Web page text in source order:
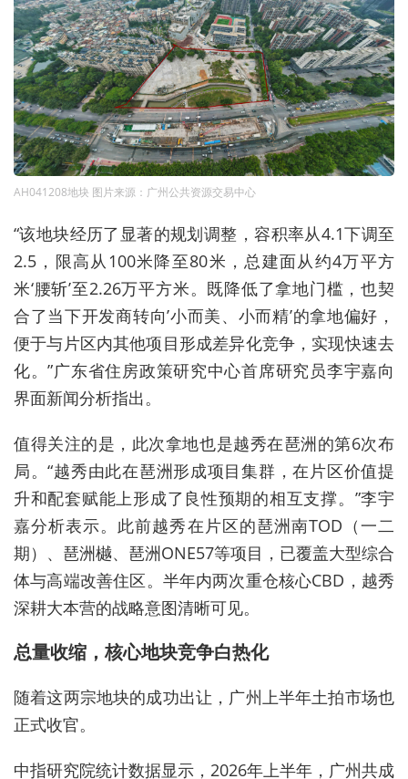
AH041208地块 图片来源：广州公共资源交易中心
“该地块经历了显著的规划调整，容积率从4.1下调至
2.5，限高从100米降至80米，总建面从约4万平方
米‘腰斩’至2.26万平方米。既降低了拿地门槛，也契
合了当下开发商转向’小而美、小而精’的拿地偏好，
便于与片区内其他项目形成差异化竞争，实现快速去
化。”广东省住房政策研究中心首席研究员李宇嘉向
界面新闻分析指出。
值得关注的是，此次拿地也是越秀在琶洲的第6次布
局。“越秀由此在琶洲形成项目集群，在片区价值提
升和配套赋能上形成了良性预期的相互支撑。”李宇
嘉分析表示。此前越秀在片区的琶洲南TOD（一二
期）、琶洲樾、琶洲ONE57等项目，已覆盖大型综合
体与高端改善住区。半年内两次重仓核心CBD，越秀
深耕大本营的战略意图清晰可见。
总量收缩，核心地块竞争白热化
随着这两宗地块的成功出让，广州上半年土拍市场也
正式收官。
中指研究院统计数据显示，2026年上半年，广州共成